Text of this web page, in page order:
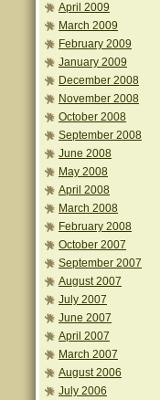
April 2009
March 2009
February 2009
January 2009
December 2008
November 2008
October 2008
September 2008
June 2008
May 2008
April 2008
March 2008
February 2008
October 2007
September 2007
August 2007
July 2007
June 2007
April 2007
March 2007
August 2006
July 2006